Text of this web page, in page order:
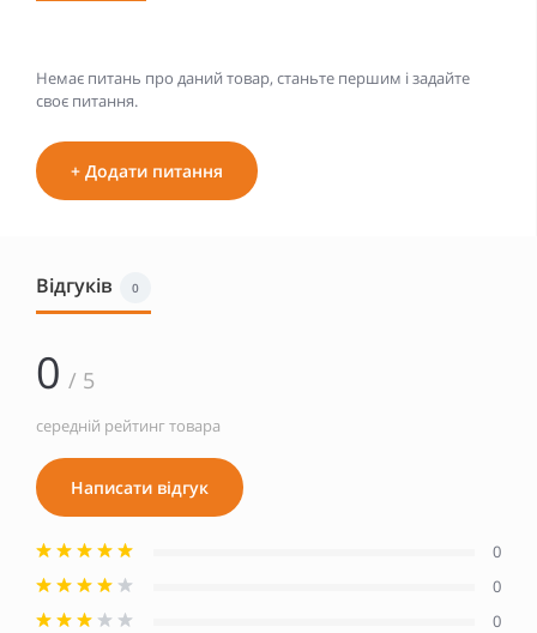
Немає питань про даний товар, станьте першим і задайте
своє питання.
+ Додати питання
Відгуків 0
0 / 5
середній рейтинг товара
Написати відгук
0
0
0